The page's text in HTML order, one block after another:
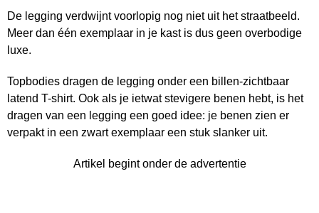
De legging verdwijnt voorlopig nog niet uit het straatbeeld.
Meer dan één exemplaar in je kast is dus geen overbodige
luxe.
Topbodies dragen de legging onder een billen-zichtbaar
latend T-shirt. Ook als je ietwat stevigere benen hebt, is het
dragen van een legging een goed idee: je benen zien er
verpakt in een zwart exemplaar een stuk slanker uit.
Artikel begint onder de advertentie